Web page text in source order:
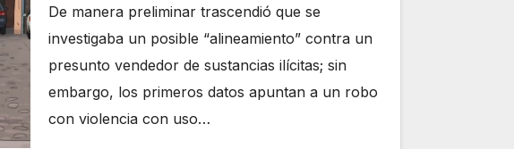
De manera preliminar trascendió que se
investigaba un posible “alineamiento” contra un
presunto vendedor de sustancias ilícitas; sin
embargo, los primeros datos apuntan a un robo
con violencia con uso…